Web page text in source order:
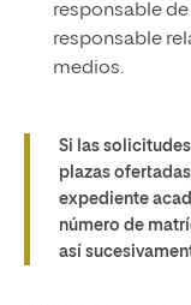
responsable
responsable
medios.
Si las
plazas
expediente
número de
así